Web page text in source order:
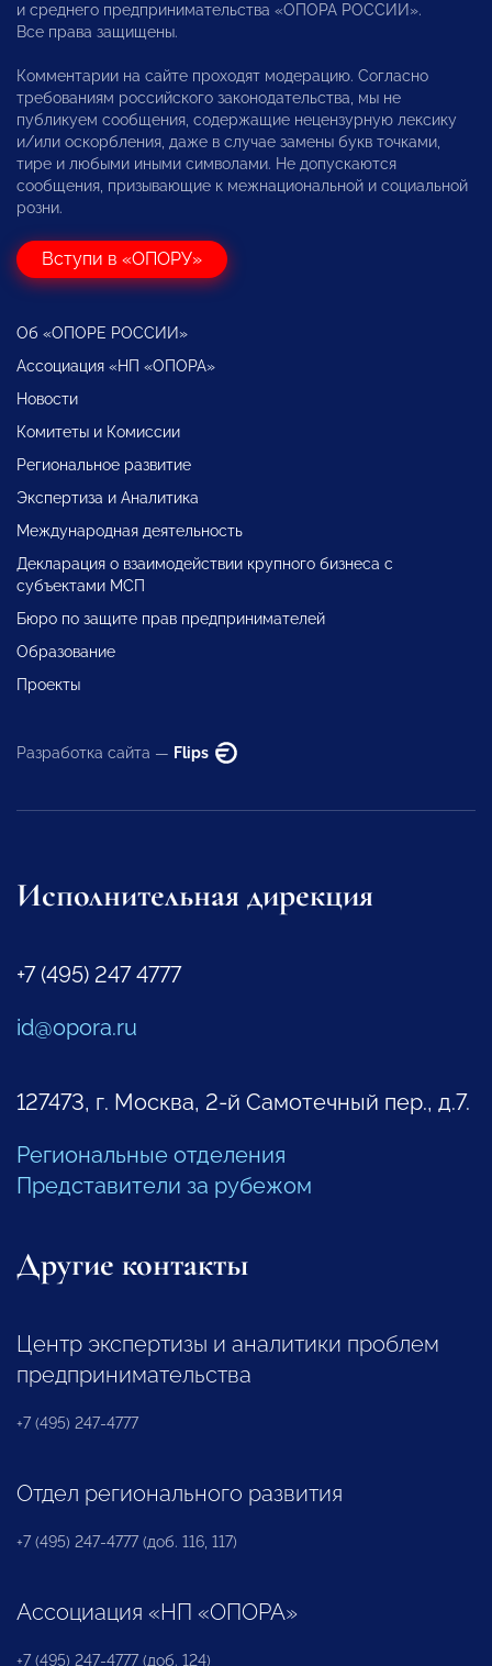
и среднего предпринимательства «ОПОРА РОССИИ».
Все права защищены.
Комментарии на сайте проходят модерацию. Согласно
требованиям российского законодательства, мы не
публикуем сообщения, содержащие нецензурную лексику
и/или оскорбления, даже в случае замены букв точками,
тире и любыми иными символами. Не допускаются
сообщения, призывающие к межнациональной и социальной
розни.
Вступи в «ОПОРУ»
Об «ОПОРЕ РОССИИ»
Ассоциация «НП «ОПОРА»
Новости
Комитеты и Комиссии
Региональное развитие
Экспертиза и Аналитика
Международная деятельность
Декларация о взаимодействии крупного бизнеса с
субъектами МСП
Бюро по защите прав предпринимателей
Образование
Проекты
Разработка сайта — Flips
Исполнительная дирекция
+7 (495) 247 4777
id@opora.ru
127473, г. Москва, 2-й Самотечный пер., д.7.
Региональные отделения
Представители за рубежом
Другие контакты
Центр экспертизы и аналитики проблем
предпринимательства
+7 (495) 247-4777
Отдел регионального развития
+7 (495) 247-4777 (доб. 116, 117)
Ассоциация «НП «ОПОРА»
+7 (495) 247-4777 (доб. 124)